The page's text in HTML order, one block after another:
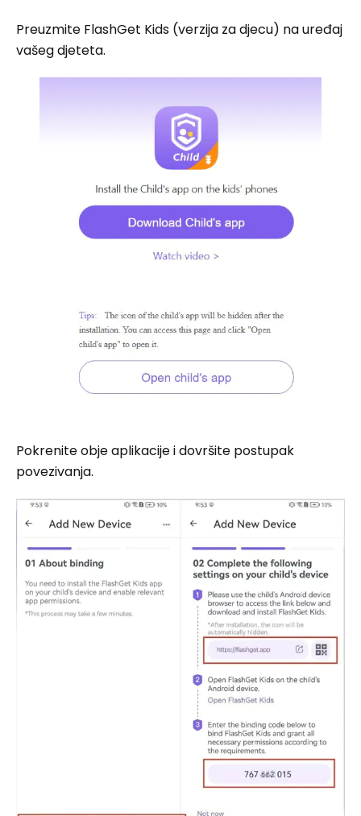
Preuzmite FlashGet Kids (verzija za djecu) na uređaj
vašeg djeteta.
Pokrenite obje aplikacije i dovršite postupak
povezivanja.